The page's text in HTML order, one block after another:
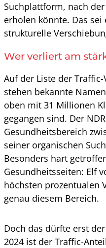
Suchplattform, nach
erholen könnte. Das
strukturelle
Wer verliert am
Auf der Liste der
stehen bekannte
oben mit 31 Millionen
gegangen sind. Der
Gesundheitsbereich
seiner organischen
Besonders hart
Gesundheitsseiten: Elf
höchsten prozentualen
genau diesem Bereich.
Doch das dürfte erst
2024 ist der Traffic-